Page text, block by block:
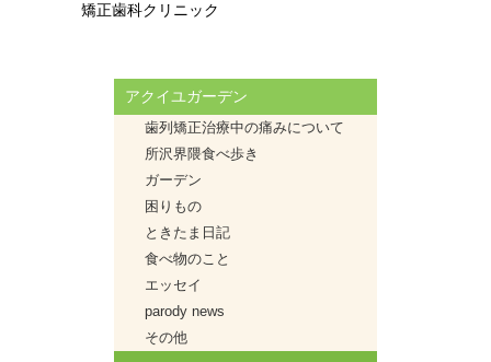
矯正歯科クリニック
アクイユガーデン
歯列矯正治療中の痛みについて
所沢界隈食べ歩き
ガーデン
困りもの
ときたま日記
食べ物のこと
エッセイ
parody news
その他